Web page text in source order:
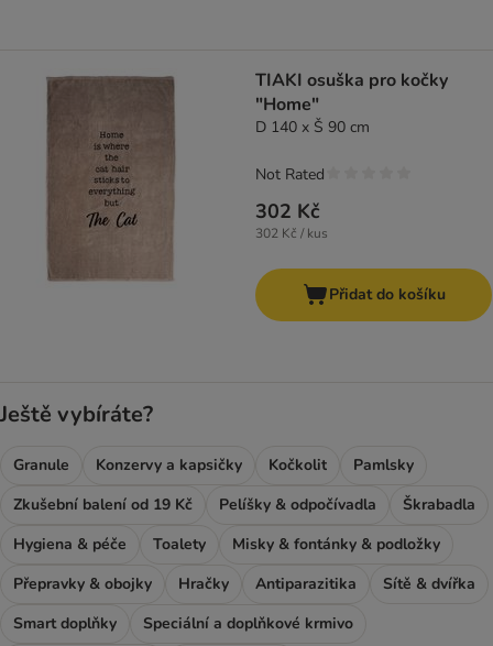
TIAKI osuška pro kočky
"Home"
D 140 x Š 90 cm
302 Kč
302 Kč / kus
Not Rated
Přidat do košíku
Ještě vybíráte?
Granule Konzervy a kapsičky Kočkolit
Pamlsky
Zkušební balení od 19 Kč
Pelíšky & odpočívadla
Škrabadla
Hygiena & péče
Toalety
Misky & fontánky & podložky
Přepravky & obojky
Hračky Antiparazitika
Sítě & dvířka
Smart doplňky
Speciální a doplňkové krmivo